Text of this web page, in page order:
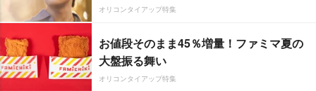
オリコンタイアップ特集
お値段そのまま45％増量！ファミマ夏の
大盤振る舞い
オリコンタイアップ特集